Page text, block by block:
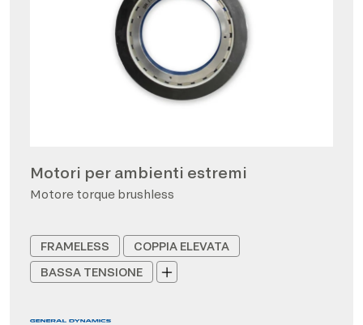
Motori per ambienti estremi
Motore torque brushless
FRAMELESS
COPPIA ELEVATA
BASSA TENSIONE